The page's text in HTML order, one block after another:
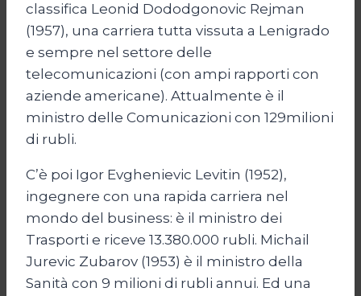
classifica Leonid Dododgonovic Rejman
(1957), una carriera tutta vissuta a Lenigrado
e sempre nel settore delle
telecomunicazioni (con ampi rapporti con
aziende americane). Attualmente è il
ministro delle Comunicazioni con 129milioni
di rubli.
C’è poi Igor Evghenievic Levitin (1952),
ingegnere con una rapida carriera nel
mondo del business: è il ministro dei
Trasporti e riceve 13.380.000 rubli. Michail
Jurevic Zubarov (1953) è il ministro della
Sanità con 9 milioni di rubli annui. Ed una